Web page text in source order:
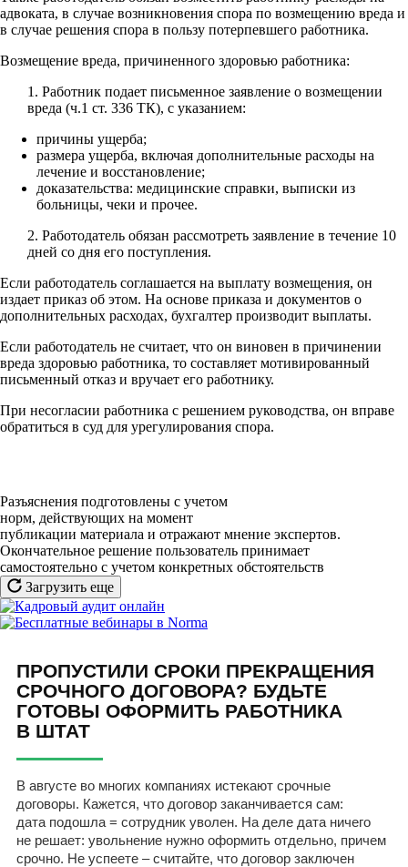
адвоката, в случае возникновения спора по возмещению вреда и
в случае решения спора в пользу потерпевшего работника.
Возмещение вреда, причиненного здоровью работника:
1. Работник подает письменное заявление о возмещении
вреда (ч.1 ст. 336 ТК), с указанием:
причины ущерба;
размера ущерба, включая дополнительные расходы на
лечение и восстановление;
доказательства: медицинские справки, выписки из
больницы, чеки и прочее.
2. Работодатель обязан рассмотреть заявление в течение 10
дней со дня его поступления.
Если работодатель соглашается на выплату возмещения, он
издает приказ об этом. На основе приказа и документов о
дополнительных расходах, бухгалтер производит выплаты.
Если работодатель не считает, что он виновен в причинении
вреда здоровью работника, то составляет мотивированный
письменный отказ и вручает его работнику.
При несогласии работника с решением руководства, он вправе
обратиться в суд для урегулирования спора.
Разъяснения подготовлены с учетом
норм, действующих на момент
публикации материала и отражают мнение экспертов.
Окончательное решение пользователь принимает
самостоятельно с учетом конкретных обстоятельств
Загрузить еще
ПРОПУСТИЛИ СРОКИ ПРЕКРАЩЕНИЯ
СРОЧНОГО ДОГОВОРА? БУДЬТЕ
ГОТОВЫ ОФОРМИТЬ РАБОТНИКА
В ШТАТ
В августе во многих компаниях истекают срочные
договоры. Кажется, что договор заканчивается сам:
дата подошла = сотрудник уволен. На деле дата ничего
не решает: увольнение нужно оформить отдельно, причем
срочно. Не успеете – считайте, что договор заключен